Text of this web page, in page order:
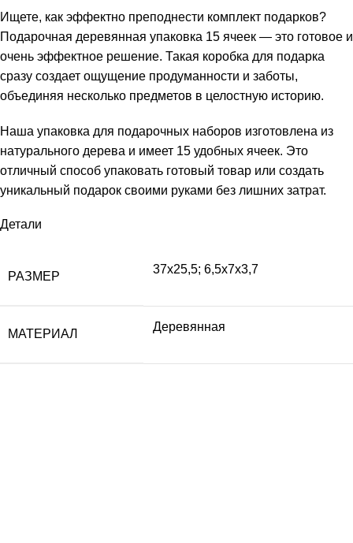
Ищете, как эффектно преподнести комплект подарков?
Подарочная деревянная упаковка 15 ячеек — это готовое и
очень эффектное решение. Такая коробка для подарка
сразу создает ощущение продуманности и заботы,
объединяя несколько предметов в целостную историю.
Наша упаковка для подарочных наборов изготовлена из
натурального дерева и имеет 15 удобных ячеек. Это
отличный способ упаковать готовый товар или создать
уникальный подарок своими руками без лишних затрат.
Детали
РАЗМЕР
37х25,5; 6,5х7х3,7
МАТЕРИАЛ
Деревянная